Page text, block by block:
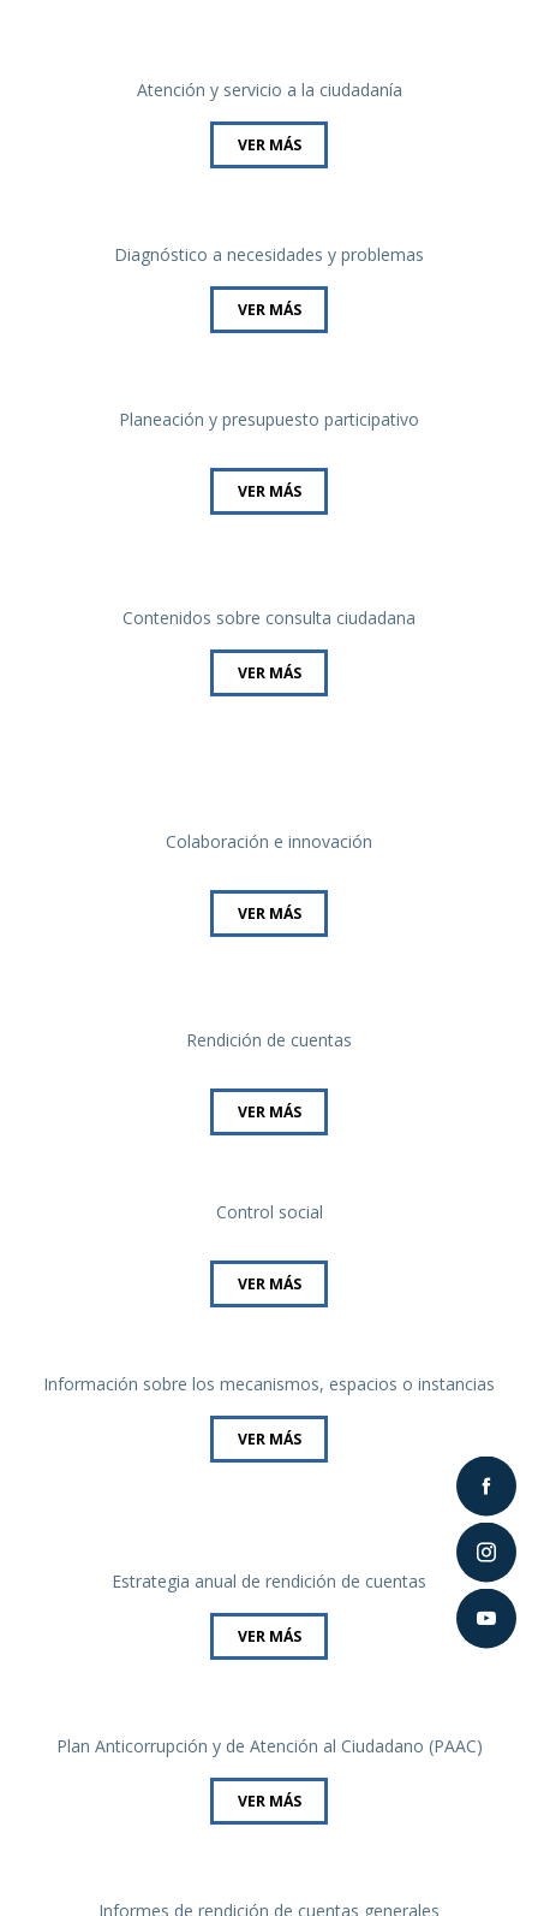
Atención y servicio a la ciudadanía
VER MÁS
Diagnóstico a necesidades y problemas
VER MÁS
Planeación y presupuesto participativo
VER MÁS
Contenidos sobre consulta ciudadana
VER MÁS
Colaboración e innovación
VER MÁS
Rendición de cuentas
VER MÁS
Control social
VER MÁS
Información sobre los mecanismos, espacios o instancias
VER MÁS
Estrategia anual de rendición de cuentas
VER MÁS
Plan Anticorrupción y de Atención al Ciudadano (PAAC)
VER MÁS
Informes de rendición de cuentas generales